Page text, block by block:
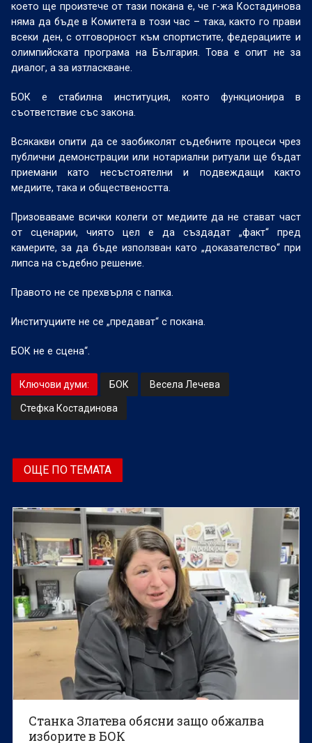
което ще произтече от тази покана е, че г-жа Костадинова
няма да бъде в Комитета в този час – така, както го прави
всеки ден, с отговорност към спортистите, федерациите и
олимпийската програма на България. Това е опит не за
диалог, а за изтласкване.
БОК е стабилна институция, която функционира в
съответствие със закона.
Всякакви опити да се заобиколят съдебните процеси чрез
публични демонстрации или нотариални ритуали ще бъдат
приемани като несъстоятелни и подвеждащи както
медиите, така и обществеността.
Призоваваме всички колеги от медиите да не стават част
от сценарии, чиято цел е да създадат „факт“ пред
камерите, за да бъде използван като „доказателство“ при
липса на съдебно решение.
Правото не се прехвърля с папка.
Институциите не се „предават“ с покана.
БОК не е сцена“.
Ключови думи: БОК Весела Лечева
Стефка Костадинова
ОЩЕ ПО ТЕМАТА
Станка Златева обясни защо обжалва
изборите в БОК